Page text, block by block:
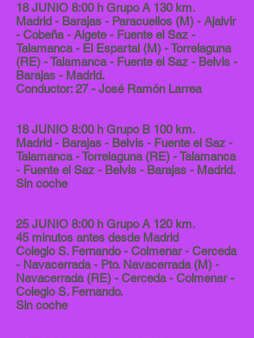
18 JUNIO 8:00 h Grupo A 130 km.
Madrid - Barajas - Paracuellos (M) - Ajalvir
- Cobeña - Algete - Fuente el Saz -
Talamanca - El Espartal (M) - Torrelaguna
(RE) - Talamanca - Fuente el Saz - Belvis -
Barajas - Madrid.
Conductor: 27 - José Ramón Larrea
18 JUNIO 8:00 h Grupo B 100 km.
Madrid - Barajas - Belvis - Fuente el Saz -
Talamanca - Torrelaguna (RE) - Talamanca
- Fuente el Saz - Belvis - Barajas - Madrid.
Sin coche
25 JUNIO 8:00 h Grupo A 120 km.
45 minutos antes desde Madrid
Colegio S. Fernando - Colmenar - Cerceda
- Navacerrada - Pto. Navacerrada (M) -
Navacerrada (RE) - Cerceda - Colmenar -
Colegio S. Fernando.
Sin coche